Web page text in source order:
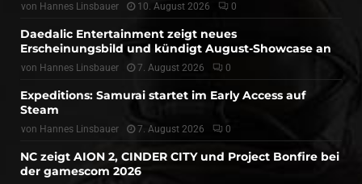
von Hannes Linsbauer 10. August 2026 0
Daedalic Entertainment zeigt neues
Erscheinungsbild und kündigt August-Showcase an
von Hannes Linsbauer 7. August 2026 0
Expeditions: Samurai startet im Early Access auf
Steam
von Hannes Linsbauer 7. August 2026 0
NC zeigt AION 2, CINDER CITY und Project Bonfire bei
der gamescom 2026